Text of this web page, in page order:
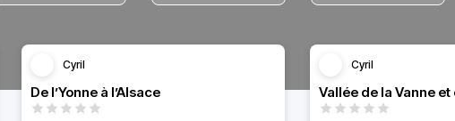
Cyril
De l’Yonne à l’Alsace
Cyril